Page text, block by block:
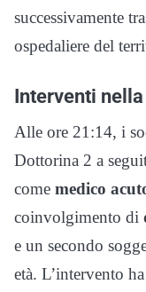
successivamente
ospedaliere del
Interventi
Alle ore 21:14, i
Dottorina 2 a
come medico
coinvolgimento di
e un secondo
età. L’intervento